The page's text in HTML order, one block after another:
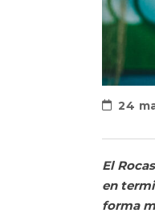
24
El
en
forma